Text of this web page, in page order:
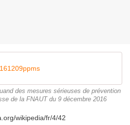
161209ppms
des mesures sérieuses de prévention
de la FNAUT du 9 décembre 2016